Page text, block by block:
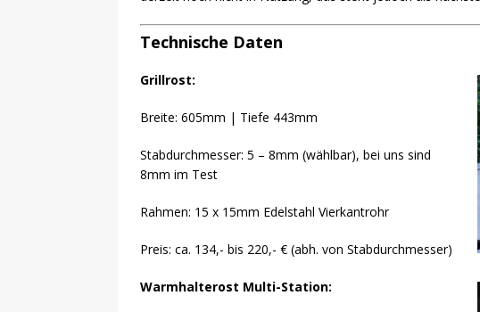
Technische Daten
Grillrost:
Breite: 605mm | Tiefe 443mm
Stabdurchmesser: 5 – 8mm (wählbar), bei uns sind
8mm im Test
Rahmen: 15 x 15mm Edelstahl Vierkantrohr
Preis: ca. 134,- bis 220,- € (abh. von Stabdurchmesser)
Warmhalterost Multi-Station: